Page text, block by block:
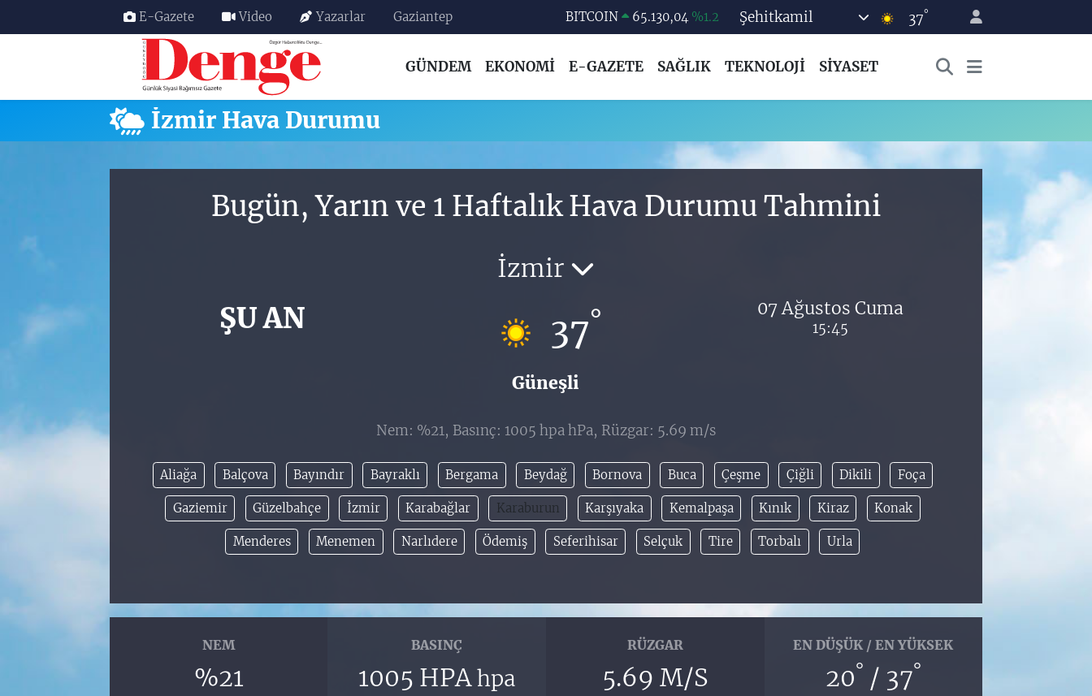
E-Gazete Video Yazarlar Gaziantep BITCOIN 65.130,04 %1.2
EURO
55,0265 %0.01
STERLİN
64,1897 %0.02
%64
Şehitkamil 37°
GÜNDEM EKONOMİ E-GAZETE SAĞLIK TEKNOLOJİ SİYASET
İzmir Hava Durumu
Bugün, Yarın ve 1 Haftalık Hava Durumu Tahmini
ŞU AN
İzmir
37°
Güneşli
07 Ağustos Cuma
15:45
Nem: %21, Basınç: 1005 hpa hPa, Rüzgar: 5.69 m/s
Aliağa Balçova Bayındır Bayraklı Bergama Beydağ Bornova Buca Çeşme Çiğli Dikili Foça
Gaziemir Güzelbahçe İzmir Karabağlar Karaburun Karşıyaka Kemalpaşa Kınık Kiraz Konak
Menderes Menemen Narlıdere Ödemiş Seferihisar Selçuk Tire Torbalı Urla
NEM
%21
BASINÇ
1005 HPAhpa
RÜZGAR
5.69 M/S
EN DÜŞÜK / EN YÜKSEK
20° / 37°
Nöbetçi Eczaneler
Hava Durumu
Trafik Durumu
Haber Arşivi